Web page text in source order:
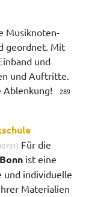
Musiknoten-
geordnet. Mit
und
und Auftritte.
Ablenkung!
289
Für die
ist eine
und individuelle
Materialien